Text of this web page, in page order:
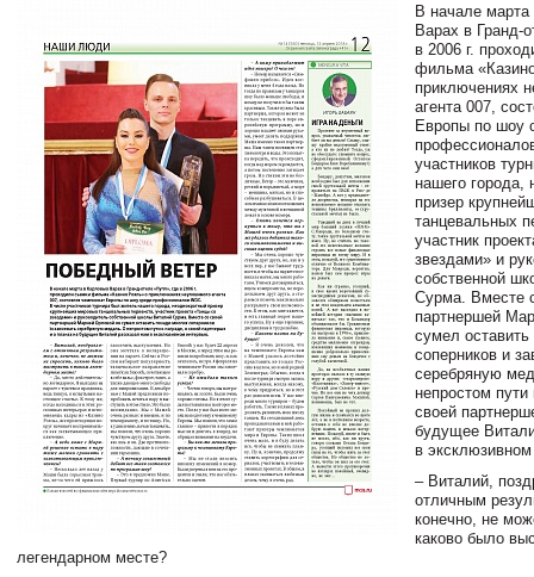
В начале
Варах в Гранд-
в 2006 г.
фильма
приключениях
агента 007,
Европы по шоу
участников
нашего города,
призер
танцевальных
участник
звездами» и
собственной
Сурма. Вместе
партнершей
сумел
соперников и
серебряную
непростом пути
своей
будущее
в
– Виталий,
отличным
конечно, не
каково было
легендарном месте?